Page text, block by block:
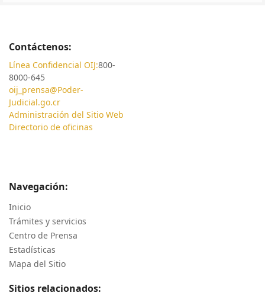
Contáctenos:
Línea Confidencial OIJ:800-
8000-645
oij_prensa@Poder-
Judicial.go.cr
Administración del Sitio Web
Directorio de oficinas
Navegación:
Inicio
Trámites y servicios
Centro de Prensa
Estadísticas
Mapa del Sitio
Sitios relacionados: